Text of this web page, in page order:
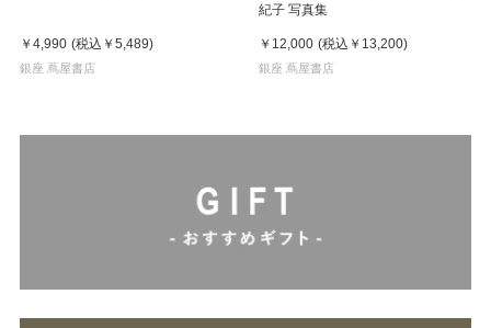
￥4,990 (税込 ￥5,489)
銀座 蔦屋書店
紀子 写真集
￥12,000 (税込 ￥13,200)
銀座 蔦屋書店